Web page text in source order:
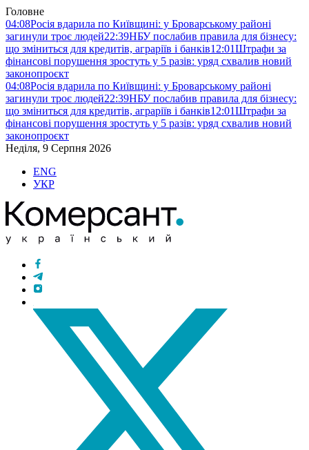
Головне
04:08Росія вдарила по Київщині: у Броварському районі
загинули троє людей22:39НБУ послабив правила для бізнесу:
що зміниться для кредитів, аграріїв і банків12:01Штрафи за
фінансові порушення зростуть у 5 разів: уряд схвалив новий
законопроєкт
04:08Росія вдарила по Київщині: у Броварському районі
загинули троє людей22:39НБУ послабив правила для бізнесу:
що зміниться для кредитів, аграріїв і банків12:01Штрафи за
фінансові порушення зростуть у 5 разів: уряд схвалив новий
законопроєкт
Неділя, 9 Серпня 2026
ENG
УКР